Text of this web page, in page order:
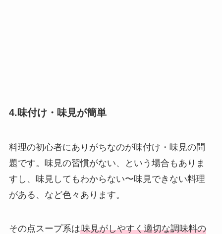
4.味付け・味見が簡単
料理の初心者にありがちなのが味付け・味見の問
題です。味見の習慣がない、という場合もありま
すし、味見してもわからない〜味見できない料理
がある、など色々あります。
その点スープ系は味見がしやすく適切な調味料の